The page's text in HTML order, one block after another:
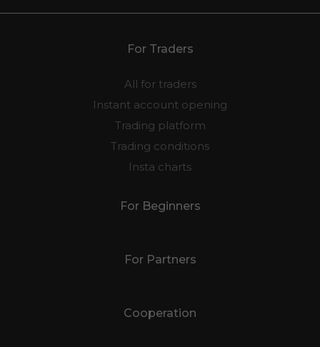
For Traders
All for traders
Instant account opening
Trading platform
Trading conditions
Insta charts
For Beginners
For Partners
Cooperation